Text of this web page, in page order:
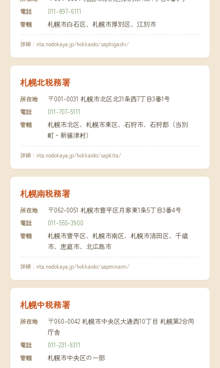
電話 011-897-6111
管轄 札幌市白石区、札幌市厚別区、江別市
詳細： nta.nodokaya.jp/hokkaido/saphigashi/
札幌北税務署
所在地 〒001-0031 札幌市北区北31条西7丁目3番1号
電話 011-707-5111
管轄
札幌市北区、札幌市東区、石狩市、石狩郡（当別
町・新篠津村）
詳細： nta.nodokaya.jp/hokkaido/sapkita/
札幌南税務署
所在地 〒062-0051 札幌市豊平区月寒東1条5丁目3番4号
電話 011-555-3900
管轄
札幌市豊平区、札幌市南区、札幌市清田区、千歳
市、恵庭市、北広島市
詳細： nta.nodokaya.jp/hokkaido/sapminami/
札幌中税務署
所在地
〒060-0042 札幌市中央区大通西10丁目 札幌第2合同
庁舎
電話 011-231-9311
管轄 札幌市中央区の一部